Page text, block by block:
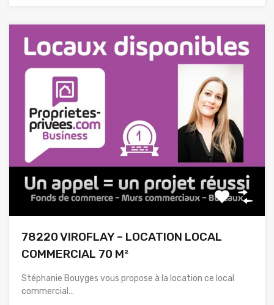
78220 VIROFLAY – LOCATION LOCAL
COMMERCIAL 70 M²
Stéphanie Bouyges vous propose à la location ce local
commercial…